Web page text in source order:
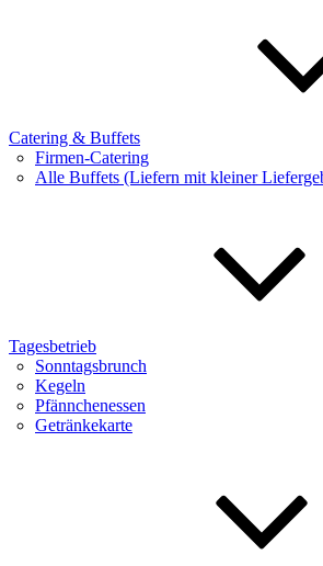
Catering & Buffets
Firmen-Catering
Alle Buffets (Liefern mit kleiner
Tagesbetrieb
Sonntagsbrunch
Kegeln
Pfännchenessen
Getränkekarte